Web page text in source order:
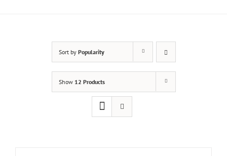
Sort by Popularity
Show 12 Products